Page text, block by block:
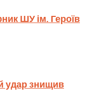
ШУ ім. Героїв
удар знищив